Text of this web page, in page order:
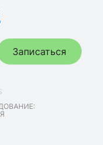
Записаться